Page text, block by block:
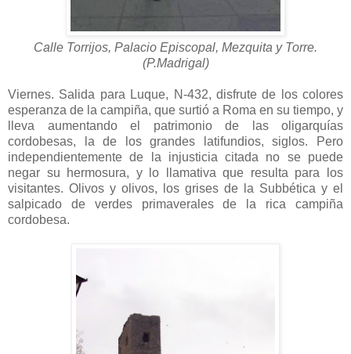
Calle Torrijos, Palacio Episcopal, Mezquita y Torre.
(P.Madrigal)
Viernes. Salida para Luque, N-432, disfrute de los colores
esperanza de la campiña, que surtió a Roma en su tiempo, y
lleva aumentando el patrimonio de las oligarquías
cordobesas, la de los grandes latifundios, siglos. Pero
independientemente de la injusticia citada no se puede
negar su hermosura, y lo llamativa que resulta para los
visitantes. Olivos y olivos, los grises de la Subbética y el
salpicado de verdes primaverales de la rica campiña
cordobesa.